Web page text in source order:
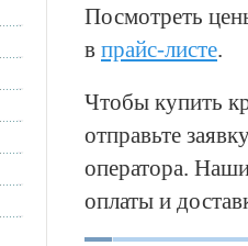
Посмотреть
в прайс-листе.
Чтобы купить
отправьте
оператора.
оплаты и